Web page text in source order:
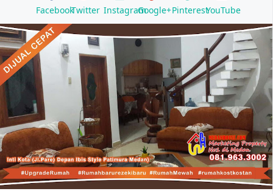
FacebookTwitter InstagramGoogle+PinterestYouTube